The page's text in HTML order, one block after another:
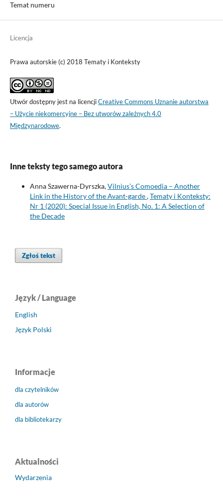
Temat numeru
Licencja
Prawa autorskie (c) 2018 Tematy i Konteksty
Utwór dostępny jest na licencjiCreative Commons Uznanie autorstwa
– Użycie niekomercyjne – Bez utworów zależnych 4.0
Międzynarodowe.
Inne teksty tego samego autora
Anna Szawerna-Dyrszka,Vilnius’s Comoedia – Another
Link in the History of the Avant-garde,Tematy i Konteksty:
Nr 1 (2020): Special Issue in English, No. 1: A Selection of
the Decade
Zgłoś tekst
Język / Language
English
Język Polski
Informacje
dla czytelników
dla autorów
dla bibliotekarzy
Aktualności
Wydarzenia